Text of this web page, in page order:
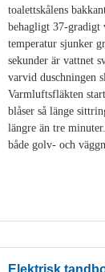
toalettskålens
behagligt 37-gradigt
temperatur sjunker
sekunder är vattnet
varvid duschningen
Varmluftsfläkten
blåser så länge
längre än tre
både golv- och